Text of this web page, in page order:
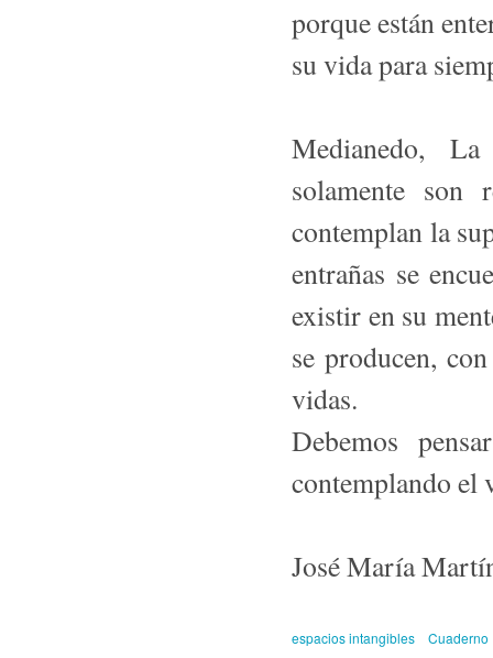
porque están
su vida para
Medianedo,
solamente son
contemplan la
entrañas se
existir en su
se producen,
vidas.
Debemos
contemplando el
José María
espacios intangibles Cuaderno